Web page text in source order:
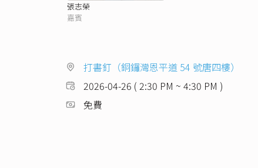
張志榮
嘉賓
打書釘（銅鑼灣恩平道 54 號唐四樓）
2026-04-26 ( 2:30 PM ~ 4:30 PM )
免費